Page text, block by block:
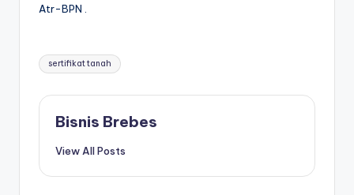
Atr-BPN .
Tags:
sertifikat tanah
Bisnis Brebes
View All Posts